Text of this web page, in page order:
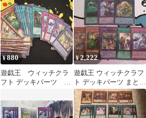
¥880
遊戯王 ウィッチクラ
フト デッキパーツ ま
¥2,222
遊戯王 ウィッチクラフ
ト デッキパーツ まとめ
売り